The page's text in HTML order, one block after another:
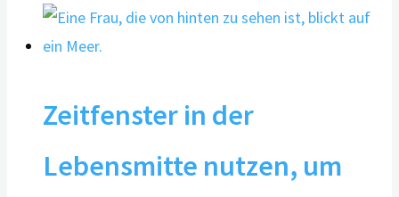
Zeitfenster in der
Lebensmitte nutzen, um